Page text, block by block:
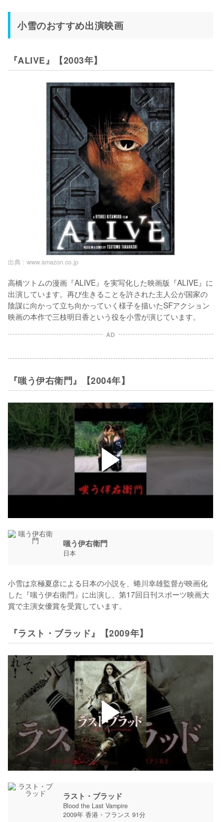
小雪のおすすめ出演映画
『ALIVE』【2003年】
出典 : www.amazon.co.jp
高橋ツトムの漫画『ALIVE』を実写化した映画版『ALIVE』に
出演しています。再び生きることを許された主人公が国家の
陰謀に向かって立ち向かっていく様子を描いたSFアクション
映画の本作で三枝明日香という役を小雪が演じています。
AD
『嗤う伊右衛門』【2004年】
嗤う伊右衛門
日本
小雪は京極夏彦による日本の小説を、蜷川幸雄監督が映画化
した『嗤う伊右衛門』に出演し、第17回日刊スポーツ映画大
賞で主演女優賞を受賞しています。
『ラスト・ブラッド』【2009年】
ラスト・ブラッド
Blood the Last Vampire
2009年 香港・フランス 91分